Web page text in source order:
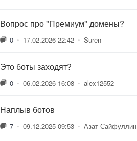
Вопрос про "Премиум" домены?
0 • 17.02.2026 22:42 • Suren
Это боты заходят?
0 • 06.02.2026 16:08 • alex12552
Наплыв ботов
7 • 09.12.2025 09:53 • Азат Сайфуллин